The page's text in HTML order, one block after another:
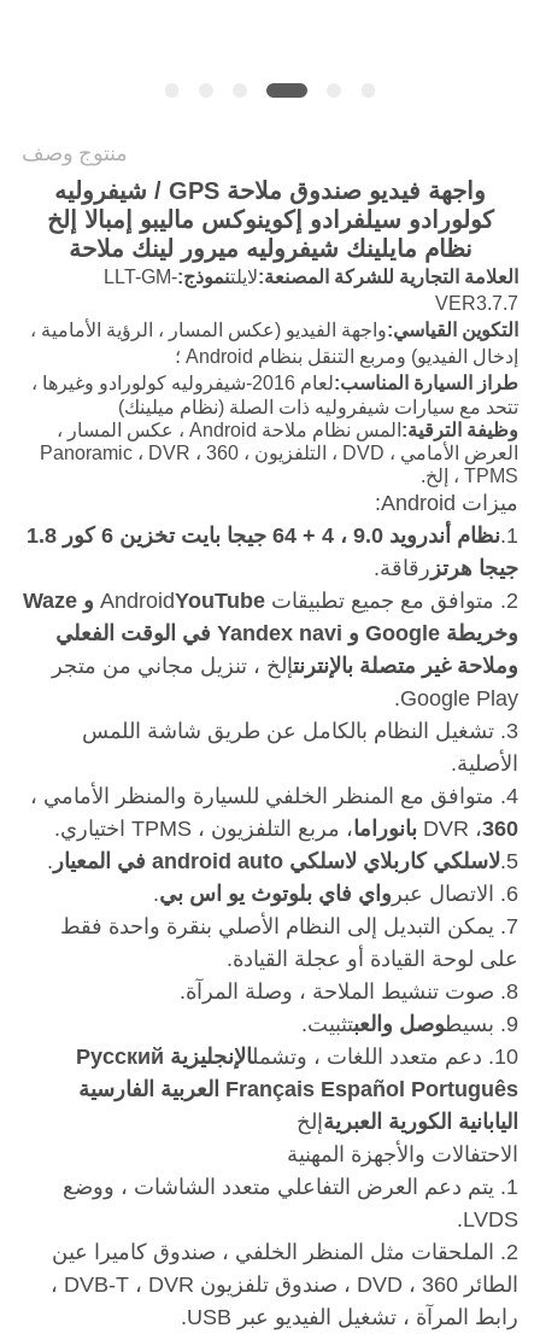
منتوج وصف
واجهة فيديو صندوق ملاحة GPS / شيفروليه
كولورادو سيلفرادو إكوينوكس ماليبو إمبالا إلخ
نظام مايلينك شيفروليه ميرور لينك ملاحة
العلامة التجارية للشركة المصنعة:لايلتنموذج:
LLT-GM-
VER3.7.7
التكوين القياسي:واجهة الفيديو (عكس المسار ، الرؤية الأمامية ،
إدخال الفيديو) ومربع التنقل بنظام Android ؛
طراز السيارة المناسب:لعام 2016-
شيفروليه كولورادو وغيرها ،
تتحد مع سيارات شيفروليه ذات الصلة (نظام ميلينك)
وظيفة الترقية:
المس نظام ملاحة Android ، عكس المسار ،
العرض الأمامي ، DVD ، التلفزيون ، 360 Panoramic ، DVR ،
TPMS ، إلخ.
ميزات Android:
1.
نظام أندرويد 9.0 ، 4 + 64 جيجا بايت تخزين 6 كور 1.8
جيجا هرتز رقاقة.
2. متوافق مع جميع تطبيقات Android
YouTube و Waze
وخريطة Google و Yandex navi في الوقت الفعلي
وملاحة غير متصلة بالإنترنتإلخ ، تنزيل مجاني من متجر
Google Play.
3. تشغيل النظام بالكامل عن طريق شاشة اللمس
الأصلية.
4. متوافق مع المنظر الخلفي للسيارة والمنظر الأمامي ،
DVR ،360 بانوراما
، مربع التلفزيون ، TPMS اختياري.
5. لاسلكي كاربلاي لاسلكي android auto في المعيار
.
6. الاتصال عبر
واي فاي بلوتوث يو اس بي.
7. يمكن التبديل إلى النظام الأصلي بنقرة واحدة فقط
على لوحة القيادة أو عجلة القيادة.
8. صوت تنشيط الملاحة ، وصلة المرآة.
9. بسيط
وصل والعبتثبيت.
10. دعم متعدد اللغات ، وتشمل
الإنجليزية P усский
Français Español Português العربية الفارسية
اليابانية الكورية العبرية إلخ
الاحتفالات والأجهزة المهنية
1. يتم دعم العرض التفاعلي متعدد الشاشات ، ووضع
LVDS.
2. الملحقات مثل المنظر الخلفي ، صندوق كاميرا عين
الطائر 360 ، DVD ، صندوق تلفزيون DVB-T ، DVR ،
رابط المرآة ، تشغيل الفيديو عبر USB.